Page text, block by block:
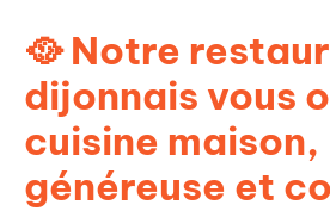
🥘 Notre
dijonnais vous
cuisine maison,
généreuse et